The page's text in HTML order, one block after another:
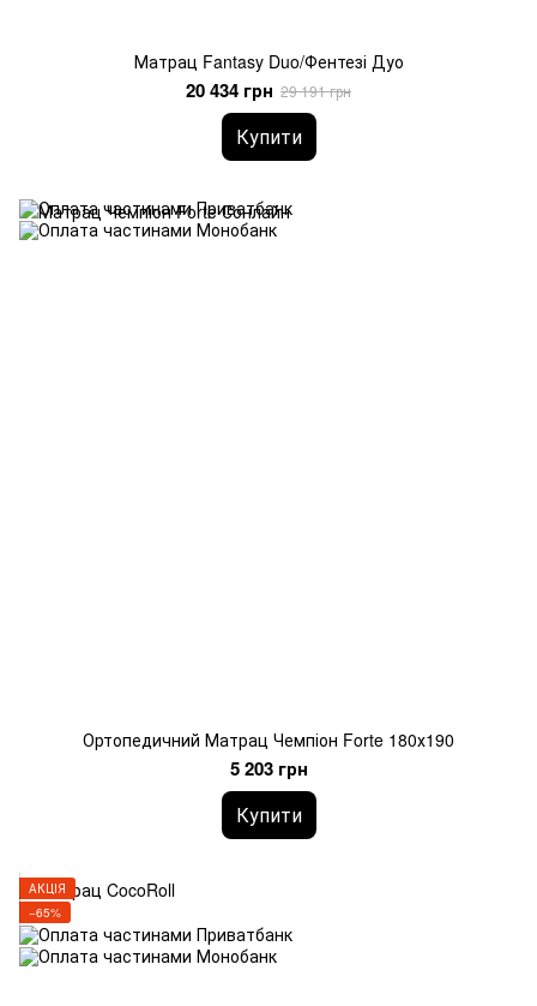
Матрац Fantasy Duo/Фентезі Дуо
20 434 грн 29 191 грн
Купити
Ортопедичний Матрац Чемпіон Forte 180х190
5 203 грн
Купити
АКЦІЯ
−65%